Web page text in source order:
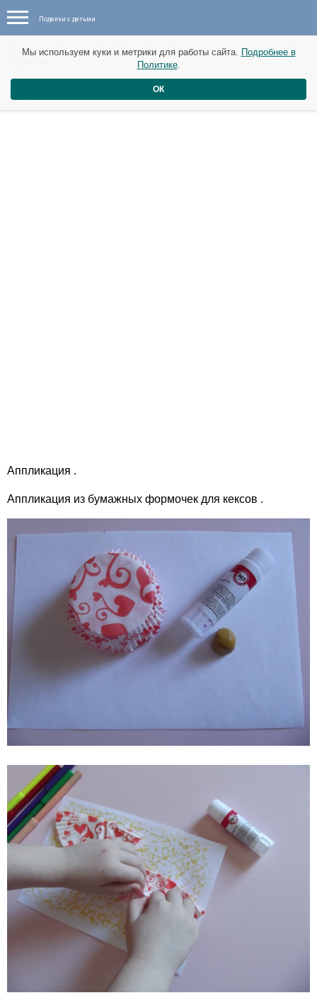
Поделки с детьми
Новые темы в сообществе Поделки с детьми от 27
Аппликация .
Аппликация из бумажных формочек для кексов .
Мы используем куки и метрики для работы сайта. Подробнее в
Политике.
ОК